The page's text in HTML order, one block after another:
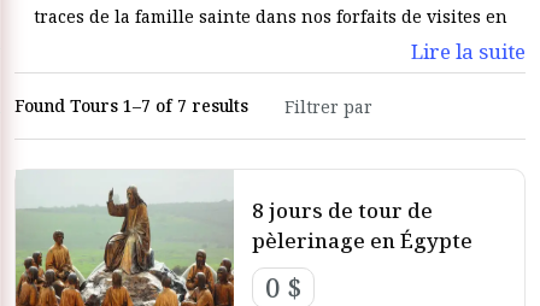
traces de la famille sainte dans nos forfaits de visites en
Lire la suite
Found Tours 1–7 of 7 results
8 jours de tour de
pèlerinage en Égypte
0 $